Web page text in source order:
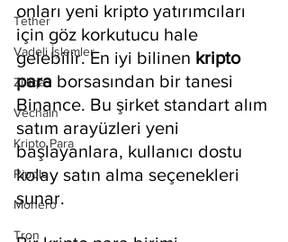
Tether
Vadeli İşlemler
Zilliqa
Vechain
Kripto Para
Ripple
Monero
Tron
onları yeni kripto yatırımcıları
için göz korkutucu hale
gelebilir. En iyi bilinen kripto
para borsasından bir tanesi
Binance. Bu şirket standart alım
satım arayüzleri yeni
başlayanlara, kullanıcı dostu
kolay satın alma seçenekleri
sunar.